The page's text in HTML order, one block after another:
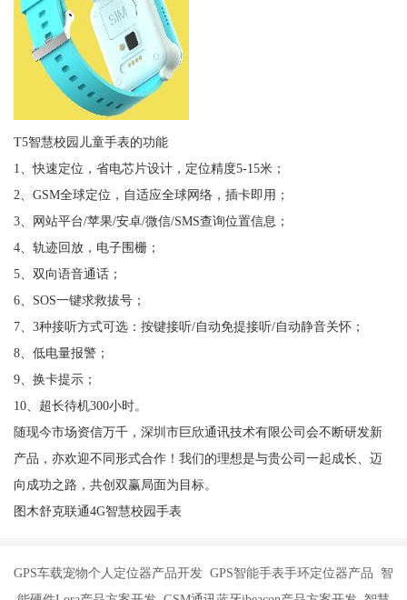
T5智慧校园儿童手表的功能
1、快速定位，省电芯片设计，定位精度5-15米；
2、GSM全球定位，自适应全球网络，插卡即用；
3、网站平台/苹果/安卓/微信/SMS查询位置信息；
4、轨迹回放，电子围栅；
5、双向语音通话；
6、SOS一键求救拔号；
7、3种接听方式可选：按键接听/自动免提接听/自动静音关怀；
8、低电量报警；
9、换卡提示；
10、超长待机300小时。
随现今市场资信万千，深圳市巨欣通讯技术有限公司会不断研发新
产品，亦欢迎不同形式合作！我们的理想是与贵公司一起成长、迈
向成功之路，共创双赢局面为目标。
图木舒克联通4G智慧校园手表
GPS车载宠物个人定位器产品开发 GPS智能手表手环定位器产品 智